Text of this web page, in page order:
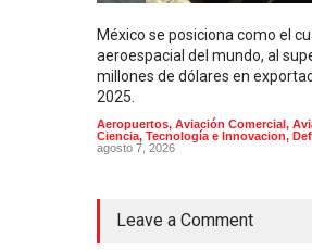
México se posiciona como el
aeroespacial del mundo, al
millones de dólares en
2025.
Aeropuertos, Aviación Comercial,
Ciencia, Tecnología e Innovacion,
agosto 7, 2026
Leave a Comment